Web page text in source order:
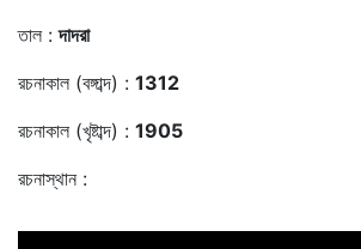
তাল :দাদরা
রচনাকাল (বঙ্গাব্দ) : 1312
রচনাকাল (খৃষ্টাব্দ) : 1905
রচনাস্থান :